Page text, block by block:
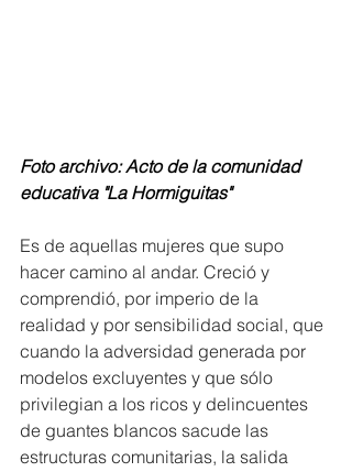
Foto archivo: Acto de la comunidad
educativa "La Hormiguitas"
Es de aquellas mujeres que supo
hacer camino al andar. Creció y
comprendió, por imperio de la
realidad y por sensibilidad social, que
cuando la adversidad generada por
modelos excluyentes y que sólo
privilegian a los ricos y delincuentes
de guantes blancos sacude las
estructuras comunitarias, la salida